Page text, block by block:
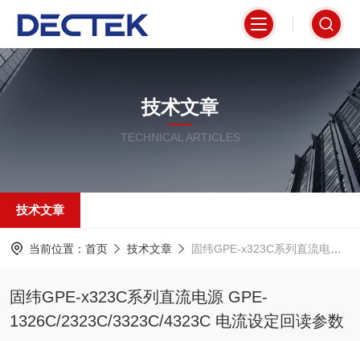
技术文章
TECHNICAL ARTICLES
技术文章
当前位置： 首页 技术文章 固纬GPE-x323C系列直流电源 GPE-1326C/2323C/3323C/4323C 电流设定回读参数
固纬GPE-x323C系列直流电源 GPE-
1326C/2323C/3323C/4323C 电流设定回读参数